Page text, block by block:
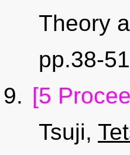
Theory
pp.38-
[5
Tsuji,